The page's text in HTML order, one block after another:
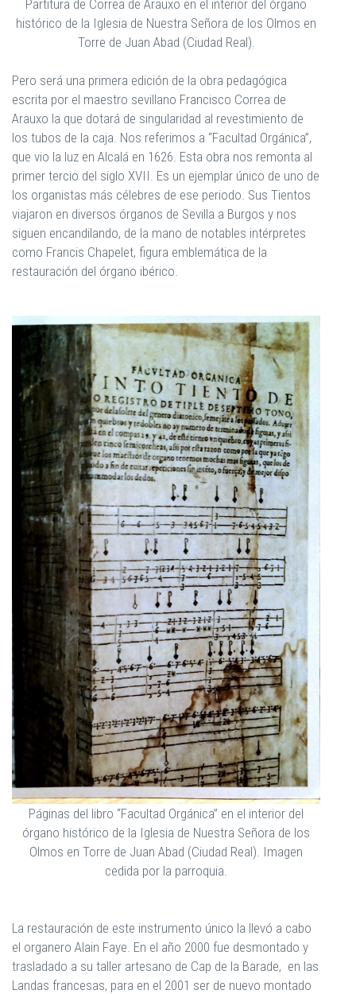
Partitura de Correa de Arauxo en el interior del órgano
histórico de la Iglesia de Nuestra Señora de los Olmos en
Torre de Juan Abad (Ciudad Real).
Pero será una primera edición de la obra pedagógica
escrita por el maestro sevillano Francisco Correa de
Arauxo la que dotará de singularidad al revestimiento de
los tubos de la caja. Nos referimos a “Facultad Orgánica”,
que vio la luz en Alcalá en 1626. Esta obra nos remonta al
primer tercio del siglo XVII. Es un ejemplar único de uno de
los organistas más célebres de ese periodo. Sus Tientos
viajaron en diversos órganos de Sevilla a Burgos y nos
siguen encandilando, de la mano de notables intérpretes
como Francis Chapelet, figura emblemática de la
restauración del órgano ibérico.
Páginas del libro “Facultad Orgánica” en el interior del
órgano histórico de la Iglesia de Nuestra Señora de los
Olmos en Torre de Juan Abad (Ciudad Real). Imagen
cedida por la parroquia.
La restauración de este instrumento único la llevó a cabo
el organero Alain Faye. En el año 2000 fue desmontado y
trasladado a su taller artesano de Cap de la Barade, en las
Landas francesas, para en el 2001 ser de nuevo montado